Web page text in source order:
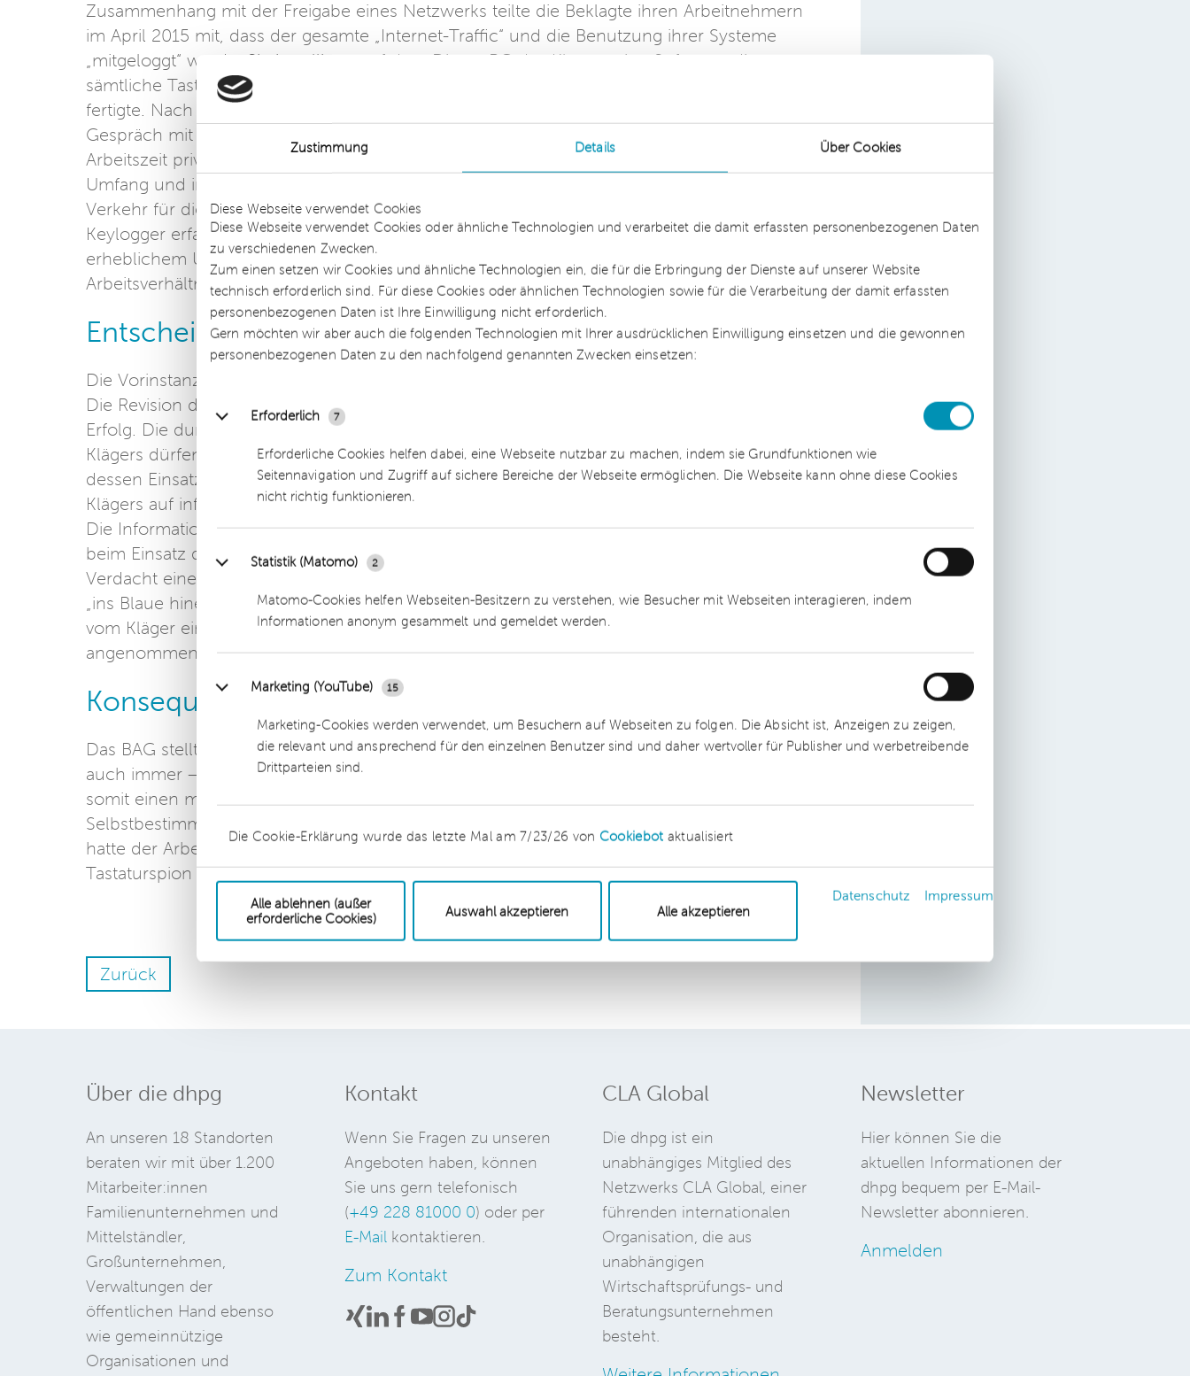
Zustimmung Details Über Cookies
Diese Webseite verwendet Cookies
Diese Webseite verwendet Cookies oder ähnliche Technologien und verarbeitet die damit erfassten personenbezogenen Daten
zu verschiedenen Zwecken.
Zum einen setzen wir Cookies und ähnliche Technologien ein, die für die Erbringung der Dienste auf unserer Website
technisch erforderlich sind. Für diese Cookies oder ähnlichen Technologien sowie für die Verarbeitung der damit erfassten
personenbezogenen Daten ist Ihre Einwilligung nicht erforderlich.
Gern möchten wir aber auch die folgenden Technologien mit Ihrer ausdrücklichen Einwilligung einsetzen und die gewonnen
personenbezogenen Daten zu den nachfolgend genannten Zwecken einsetzen:
Erforderlich 7
Erforderliche Cookies helfen dabei, eine Webseite nutzbar zu machen, indem sie Grundfunktionen wie
Seitennavigation und Zugriff auf sichere Bereiche der Webseite ermöglichen. Die Webseite kann ohne diese Cookies
nicht richtig funktionieren.
Statistik (Matomo) 2
Matomo-Cookies helfen Webseiten-Besitzern zu verstehen, wie Besucher mit Webseiten interagieren, indem
Informationen anonym gesammelt und gemeldet werden.
Marketing (YouTube) 15
Marketing-Cookies werden verwendet, um Besuchern auf Webseiten zu folgen. Die Absicht ist, Anzeigen zu zeigen,
die relevant und ansprechend für den einzelnen Benutzer sind und daher wertvoller für Publisher und werbetreibende
Drittparteien sind.
Die Cookie-Erklärung wurde das letzte Mal am 7/23/26 von Cookiebot aktualisiert
Alle ablehnen (außer
erforderliche Cookies)
Auswahl akzeptieren Alle akzeptieren
Datenschutz Impressum
Zusammenhang mit der Freigabe eines Netzwerks teilte die Beklagte ihren Arbeitnehmern
im April 2015 mit, dass der gesamte „Internet-Traffic“ und die Benutzung ihrer Systeme
„mitgeloggt“ werde. Sie installierte auf dem Dienst-PC des Klägers eine Software, die
sämtliche Tastatureingaben protokollierte und regelmäßig Bildschirmfotos (Screenshots)
fertigte. Nach Auswertung der mit Hilfe dieses Keyloggers erstellten Dateien fand ein
Gespräch mit dem Kläger statt. In diesem räumte er ein, seinen Dienst-PC während der
Arbeitszeit privat genutzt zu haben. Auf schriftliche Nachfrage gab er an, nur in geringem
Umfang und in der Regel in seinen Pausen ein Computerspiel programmiert und E-Mail-
Verkehr für die Firma seines Vaters abgewickelt zu haben. Die Beklagte, die nach dem vom
Keylogger erfassten Datenmaterial davon ausgehen konnte, der Kläger habe in
erheblichem Umfang Privattätigkeiten am Arbeitsplatz erledigt, kündigte das
Arbeitsverhältnis außerordentlich fristlos, hilfsweise ordentlich.
Entscheidung
Die Vorinstanzen haben der dagegen gerichteten Kündigungsschutzklage stattgegeben.
Die Revision der Beklagten hatte vor dem Zweiten Senat des Bundesarbeitsgerichts keinen
Erfolg. Die durch den Keylogger gewonnenen Erkenntnisse über die Privattätigkeiten des
Klägers dürfen im gerichtlichen Verfahren nicht verwertet werden. Die Beklagte hat durch
dessen Einsatz das als Teil des allgemeinen Persönlichkeitsrechts gewährleistete Recht des
Klägers auf informationelle Selbstbestimmung (Art. 2 Abs. 1 iVm. Art. 1 Abs. 1 GG) verletzt.
Die Informationsgewinnung war nicht nach § 32 Abs. 1 BDSG zulässig. Die Beklagte hatte
beim Einsatz der Software gegenüber dem Kläger keinen auf Tatsachen beruhenden
Verdacht einer Straftat oder einer anderen schwerwiegenden Pflichtverletzung. Die von ihr
„ins Blaue hinein“ veranlasste Maßnahme war daher unverhältnismäßig. Hinsichtlich der
vom Kläger eingeräumten Privatnutzung hat das Landesarbeitsgericht ohne Rechtsfehler
angenommen, diese rechtfertige die Kündigungen mangels vorheriger Abmahnung nicht.
Konsequenz
Das BAG stellte noch einmal klar, dass die heimliche Überwachung – in welcher Form
auch immer – unzulässig ist. Der heimliche Einsatz der Spähsoftware stellte vorliegend
somit einen massiven Eingriff in das Recht des Webentwicklers auf informationelle
Selbstbestimmung nach Art. 2 Abs. 1 i.V.m. Art. 1 Abs. 1 Grundgesetz (GG) dar. Schließlich
hatte der Arbeitgeber keinen konkreten Verdacht gegen den Angestellten, sondern den
Tastaturspion vielmehr „ins Blaue hinein“ auf dessen Dienstrechner installiert.
Zurück
Über die dhpg
An unseren 18 Standorten
beraten wir mit über 1.200
Mitarbeiter:innen
Familienunternehmen und
Mittelständler,
Großunternehmen,
Verwaltungen der
öffentlichen Hand ebenso
wie gemeinnützige
Organisationen und
Kontakt
Wenn Sie Fragen zu unseren
Angeboten haben, können
Sie uns gern telefonisch
(+49 228 81000 0) oder per
E-Mailkontaktieren.
Zum Kontakt
CLA Global
Die dhpg ist ein
unabhängiges Mitglied des
Netzwerks CLA Global, einer
führenden internationalen
Organisation, die aus
unabhängigen
Wirtschaftsprüfungs- und
Beratungsunternehmen
besteht.
Newsletter
Hier können Sie die
aktuellen Informationen der
dhpg bequem per E-Mail-
Newsletter abonnieren.
Anmelden